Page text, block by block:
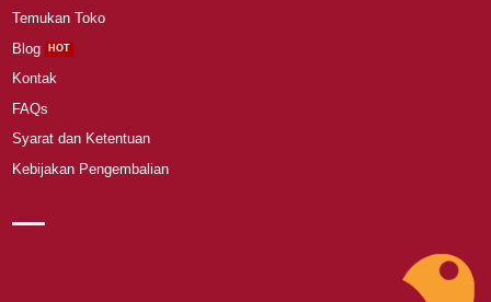
Temukan Toko
Blog
Kontak
FAQs
Syarat dan Ketentuan
Kebijakan Pengembalian